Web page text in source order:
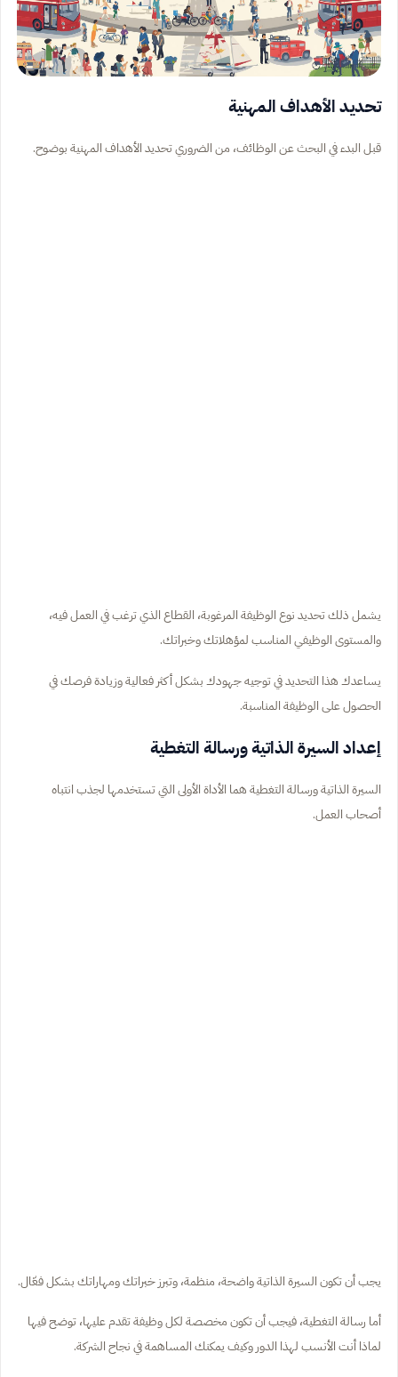
تحديد الأهداف المهنية
قبل البدء في البحث عن الوظائف، من الضروري تحديد الأهداف المهنية بوضوح.
يشمل ذلك تحديد نوع الوظيفة المرغوبة، القطاع الذي ترغب في العمل فيه،
والمستوى الوظيفي المناسب لمؤهلاتك وخبراتك.
يساعدك هذا التحديد في توجيه جهودك بشكل أكثر فعالية وزيادة فرصك في
الحصول على الوظيفة المناسبة.
إعداد السيرة الذاتية ورسالة التغطية
السيرة الذاتية ورسالة التغطية هما الأداة الأولى التي تستخدمها لجذب انتباه
أصحاب العمل.
يجب أن تكون السيرة الذاتية واضحة، منظمة، وتبرز خبراتك ومهاراتك بشكل فعّال.
أما رسالة التغطية، فيجب أن تكون مخصصة لكل وظيفة تقدم عليها، توضح فيها
لماذا أنت الأنسب لهذا الدور وكيف يمكنك المساهمة في نجاح الشركة.